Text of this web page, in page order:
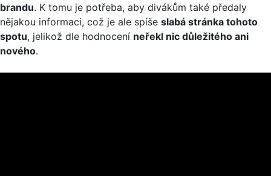
brandu. K tomu je potřeba, aby divákům také předaly
nějakou informaci, což je ale spíše slabá stránka tohoto
spotu, jelikož dle hodnocení neřekl nic důležitého ani
nového.